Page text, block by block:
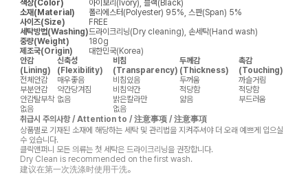
색상(Color)
아이보리(Ivory), 블랙(Black)
소재(Material)
폴리에스터(Polyester) 95%, 스판(Span) 5%
사이즈(Size)
FREE
세탁방법(Washing)드라이크리닝(Dry cleaning), 손세탁(Hand wash)
중량(Weight)
180g
제조국(Origin)
대한민국(Korea)
안감
(Lining)
신축성
(Flexibility)
비침
(Transparency)
두께감
(Thickness)
촉감
(Touching)
전체안감
매우좋음 비침있음 두꺼움
까슬거림
부분안감
약간당겨짐 비침약간 적당함
적당함
안감탈부착 없음 밝은칼라만 얇음
부드러움
없음
없음
취급시 주의사항 / Attention to / 注意事项 / 注意事項
상품별로 기재된 소재에 해당하는 세탁 및 관리법을 지켜주셔야 더 오래 예쁘게 입으실
수 있습니다.
클릭앤퍼니 모든 의류는 첫 세탁은 드라이크리닝을 권장합니다.
Dry Clean is recommended on the first wash.
建议在第一次洗涤时使用干洗。